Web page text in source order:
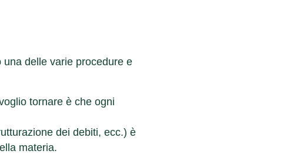
delle varie procedure e
tornare è che ogni
dei debiti, ecc.) è
materia.